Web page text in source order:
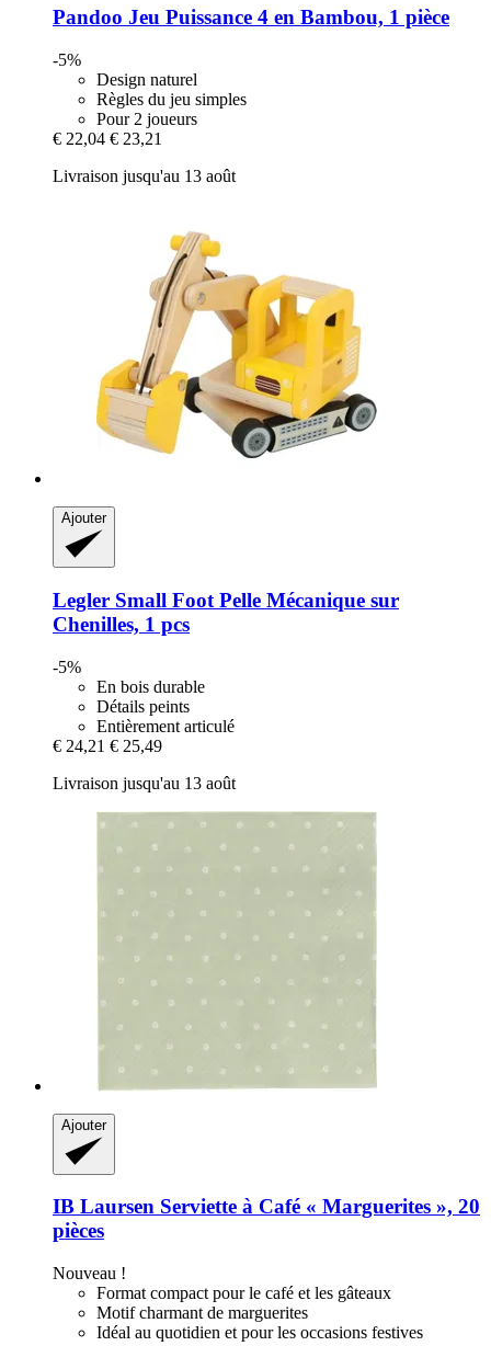
Pandoo Jeu Puissance 4 en Bambou, 1 pièce
-5%
Design naturel
Règles du jeu simples
Pour 2 joueurs
€ 22,04 € 23,21
Livraison jusqu'au 13 août
Ajouter
Legler Small Foot Pelle Mécanique sur
Chenilles, 1 pcs
-5%
En bois durable
Détails peints
Entièrement articulé
€ 24,21 € 25,49
Livraison jusqu'au 13 août
Ajouter
IB Laursen Serviette à Café « Marguerites », 20
pièces
Nouveau !
Format compact pour le café et les gâteaux
Motif charmant de marguerites
Idéal au quotidien et pour les occasions festives